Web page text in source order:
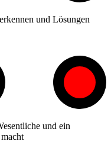
und Lösungen
und ein